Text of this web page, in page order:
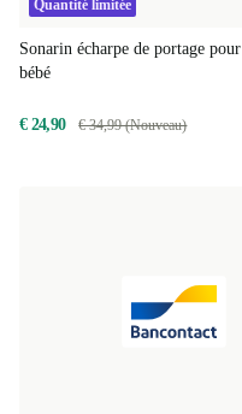
Quantité limitée
Sonarin écharpe de portage pour
bébé
€ 24,90 € 34,99 (Nouveau)